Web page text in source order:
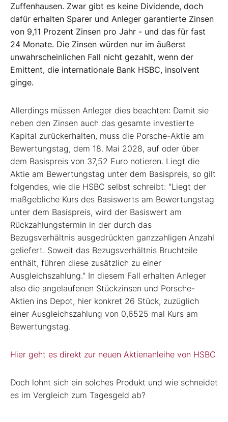
Zuffenhausen. Zwar gibt es keine Dividende, doch
dafür erhalten Sparer und Anleger garantierte Zinsen
von 9,11 Prozent Zinsen pro Jahr - und das für fast
24 Monate. Die Zinsen würden nur im äußerst
unwahrscheinlichen Fall nicht gezahlt, wenn der
Emittent, die internationale Bank HSBC, insolvent
ginge.
Allerdings müssen Anleger dies beachten: Damit sie
neben den Zinsen auch das gesamte investierte
Kapital zurückerhalten, muss die Porsche-Aktie am
Bewertungstag, dem 18. Mai 2028, auf oder über
dem Basispreis von 37,52 Euro notieren. Liegt die
Aktie am Bewertungstag unter dem Basispreis, so gilt
folgendes, wie die HSBC selbst schreibt: "Liegt der
maßgebliche Kurs des Basiswerts am Bewertungstag
unter dem Basispreis, wird der Basiswert am
Rückzahlungstermin in der durch das
Bezugsverhältnis ausgedrückten ganzzahligen Anzahl
geliefert. Soweit das Bezugsverhältnis Bruchteile
enthält, führen diese zusätzlich zu einer
Ausgleichszahlung." In diesem Fall erhalten Anleger
also die angelaufenen Stückzinsen und Porsche-
Aktien ins Depot, hier konkret 26 Stück, zuzüglich
einer Ausgleichszahlung von 0,6525 mal Kurs am
Bewertungstag.
Hier geht es direkt zur neuen Aktienanleihe von HSBC
Doch lohnt sich ein solches Produkt und wie schneidet
es im Vergleich zum Tagesgeld ab?